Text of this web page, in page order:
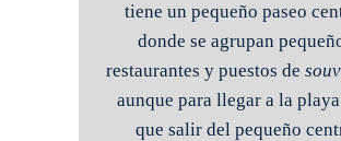
tiene un pequeño paseo
donde se agrupan
restaurantes y puestos de
aunque para llegar a la
que salir del pequeño